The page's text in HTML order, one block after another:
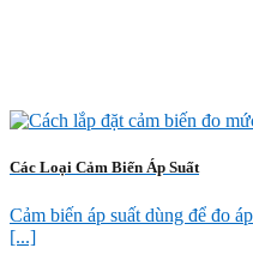
Các Loại Cảm Biến Áp Suất
Cảm biến áp suất dùng để đo
[...]